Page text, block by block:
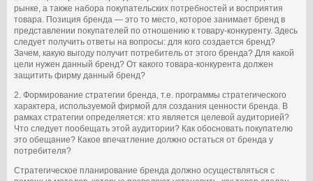
рынке, а также набора покупательских потребностей и восприятия
товара. Позиция бренда — это то место, которое занимает бренд в
представлении покупателей по отношению к товару-конкуренту. Здесь
следует получить ответы на вопросы: для кого создается бренд?
Зачем, какую выгоду получит потребитель от этого бренда? Для какой
цели нужен данный бренд? От какого товара-конкурента должен
защитить фирму данный бренд?
2. Формирование стратегии бренда, т.е. программы стратегического
характера, используемой фирмой для создания ценности бренда. В
рамках стратегии определяется: кто является целевой аудиторией?
Что следует пообещать этой аудитории? Как обосновать покупателю
это обещание? Какое впечатление должно остаться от бренда у
потребителя?
Стратегическое планирование бренда должно осуществляться с